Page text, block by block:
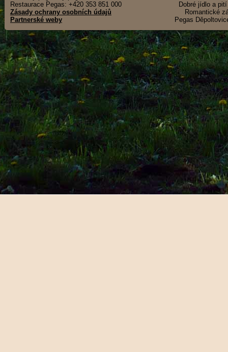
Restaurace Pegas: +420 353 851 000
Zásady ochrany osobních údajů
Partnerské weby
Dobré jídlo a
Romantické
Pegas